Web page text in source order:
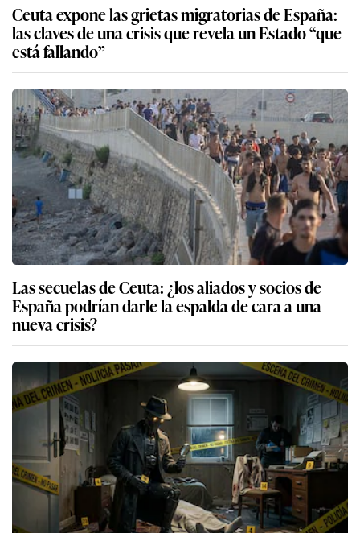
Ceuta expone las grietas migratorias de España:
las claves de una crisis que revela un Estado “que
está fallando”
Las secuelas de Ceuta: ¿los aliados y socios de
España podrían darle la espalda de cara a una
nueva crisis?